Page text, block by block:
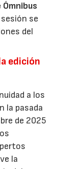
se
del
edición
a los
la pasada
de 2025
la